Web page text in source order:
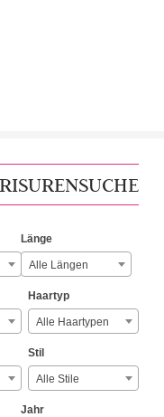
Länge
Alle Längen
Haartyp
Alle Haartypen
Stil
Alle Stile
Jahr